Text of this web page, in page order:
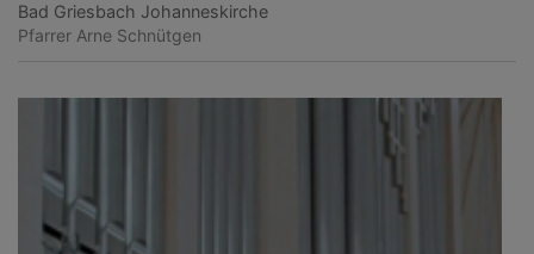
Bad Griesbach Johanneskirche
Pfarrer Arne Schnütgen